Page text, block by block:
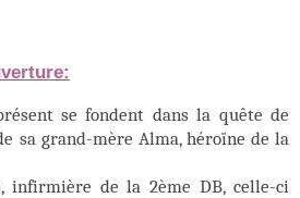
se fondent dans la quête de
sa grand-mère Alma, héroïne de la
infirmière de la 2ème DB, celle-ci